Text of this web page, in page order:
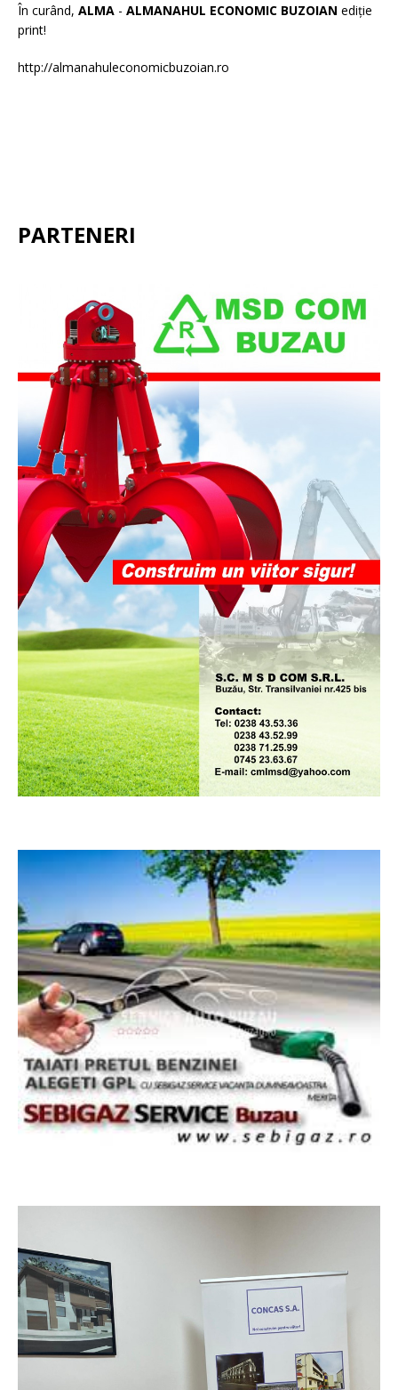
În curând, ALMA - ALMANAHUL ECONOMIC BUZOIAN ediție
print!
http://almanahuleconomicbuzoian.ro
PARTENERI